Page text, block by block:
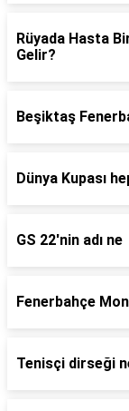
Rüyada Hasta
Gelir?
Beşiktaş
Dünya Kupası
GS 22'nin adı ne
Fenerbahçe
Tenisçi dirseği